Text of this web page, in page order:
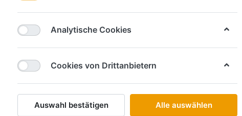
Herpa
Royal
KDC-
Art.-Nr.
Analytische Cookies
Cookies von Drittanbietern
Auswahl bestätigen Alle auswählen